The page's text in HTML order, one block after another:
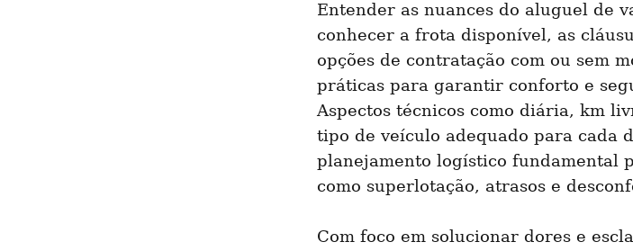
Entender as nuances do aluguel de
conhecer a frota disponível, as
opções de contratação com ou sem
práticas para garantir conforto e
Aspectos técnicos como diária, km
tipo de veículo adequado para cada
planejamento logístico fundamental
como superlotação, atrasos e
Com foco em solucionar dores e